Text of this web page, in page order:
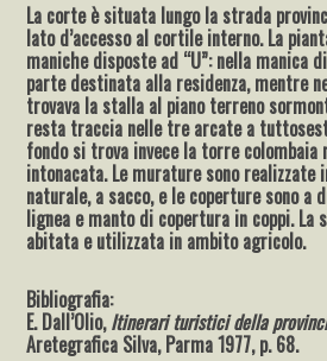
La corte è situata lungo la strada
lato d’accesso al cortile interno. La
maniche disposte ad “U”: nella manica
parte destinata alla residenza, mentre
trovava la stalla al piano terreno
resta traccia nelle tre arcate a
fondo si trova invece la torre colombaia
intonacata. Le murature sono realizzate
naturale, a sacco, e le coperture sono a
lignea e manto di copertura in coppi.
abitata e utilizzata in ambito agricolo.
Bibliografia:
E. Dall’Olio,Itinerari turistici della
Aretegrafica Silva, Parma 1977, p. 68.